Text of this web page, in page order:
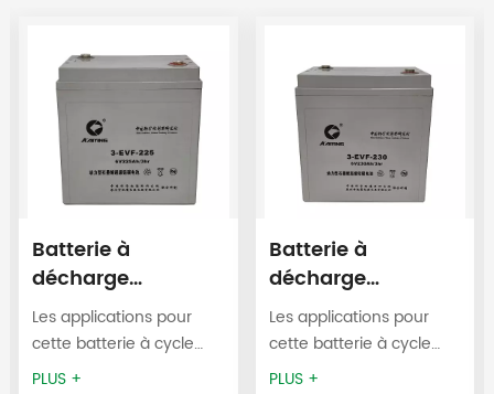
Batterie à
décharge
profonde EV
6V225AH
Les applications pour
cette batterie à cycle
profond EV 6V225AH
PLUS +
Batterie à
décharge
profonde EV
6V230AH
Les applications pour
cette batterie à cycle
profond EV 6V230AH
PLUS +